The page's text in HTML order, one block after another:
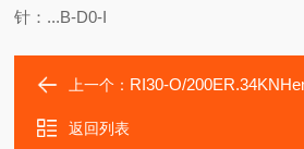
针：...B-D0-I
上一个： RI30-O/200ER.34KNHengstler
返回列表